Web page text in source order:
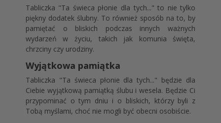
Tabliczka "Ta świeca płonie dla tych..." to nie tylko
piękny dodatek ślubny. To również sposób na to, by
pamiętać o bliskich podczas innych ważnych
wydarzeń w życiu, takich jak komunia święta,
chrzciny czy urodziny.
Wyjątkowa pamiątka
Tabliczka "Ta świeca płonie dla tych..." będzie dla
Ciebie wyjątkową pamiątką ślubu i wesela. Będzie Ci
przypominać o tym dniu i o bliskich, którzy byli z
Tobą myślami, choć nie mogli być obecni osobiście.